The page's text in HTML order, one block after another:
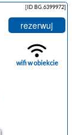
[ID BG.6399972]
rezerwuj
wifi w obiekcie